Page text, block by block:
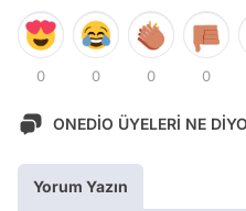
0 0 0 0
ONEDİO ÜYELERİ NE
Yorum Yazın